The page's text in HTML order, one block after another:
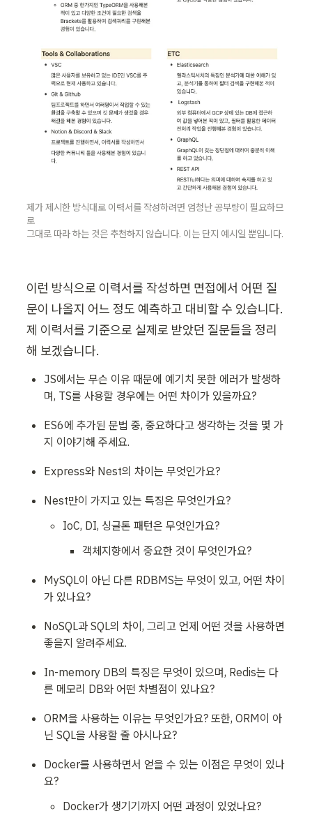
제가 제시한 방식대로 이력서를 작성하려면 엄청난 공부량이 필요하므
로
그대로 따라 하는 것은 추천하지 않습니다. 이는 단지 예시일 뿐입니다.
이런 방식으로 이력서를 작성하면 면접에서 어떤 질
문이 나올지 어느 정도 예측하고 대비할 수 있습니다.
제 이력서를 기준으로 실제로 받았던 질문들을 정리
해 보겠습니다.
JS에서는 무슨 이유 때문에 예기치 못한 에러가 발생하
며, TS를 사용할 경우에는 어떤 차이가 있을까요?
ES6에 추가된 문법 중, 중요하다고 생각하는 것을 몇 가
지 이야기해 주세요.
Express와 Nest의 차이는 무엇인가요?
Nest만이 가지고 있는 특징은 무엇인가요?
IoC, DI, 싱글톤 패턴은 무엇인가요?
객체지향에서 중요한 것이 무엇인가요?
MySQL이 아닌 다른 RDBMS는 무엇이 있고, 어떤 차이
가 있나요?
NoSQL과 SQL의 차이, 그리고 언제 어떤 것을 사용하면
좋을지 알려주세요.
In-memory DB의 특징은 무엇이 있으며, Redis는 다
른 메모리 DB와 어떤 차별점이 있나요?
ORM을 사용하는 이유는 무엇인가요? 또한, ORM이 아
닌 SQL을 사용할 줄 아시나요?
Docker를 사용하면서 얻을 수 있는 이점은 무엇이 있나
요?
Docker가 생기기까지 어떤 과정이 있었나요?